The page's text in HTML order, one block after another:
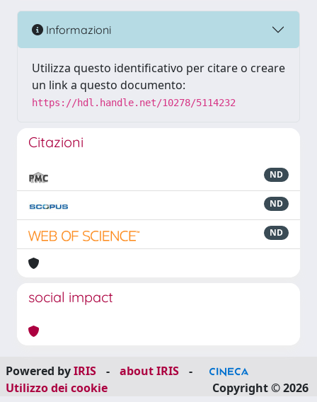
Informazioni
Utilizza questo identificativo per citare o creare
un link a questo documento:
https://hdl.handle.net/10278/5114232
Citazioni
ND
ND
ND
social impact
Powered byIRIS - about IRIS
-
Utilizzo dei cookie
Copyright © 2026